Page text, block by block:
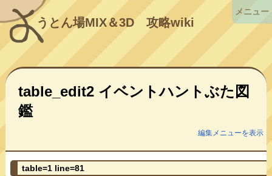
うとん場MIX＆3D攻略wiki
table_edit2 イベントハントぶた図
鑑
編集メニューを表示
table=1 line=81
メニュー